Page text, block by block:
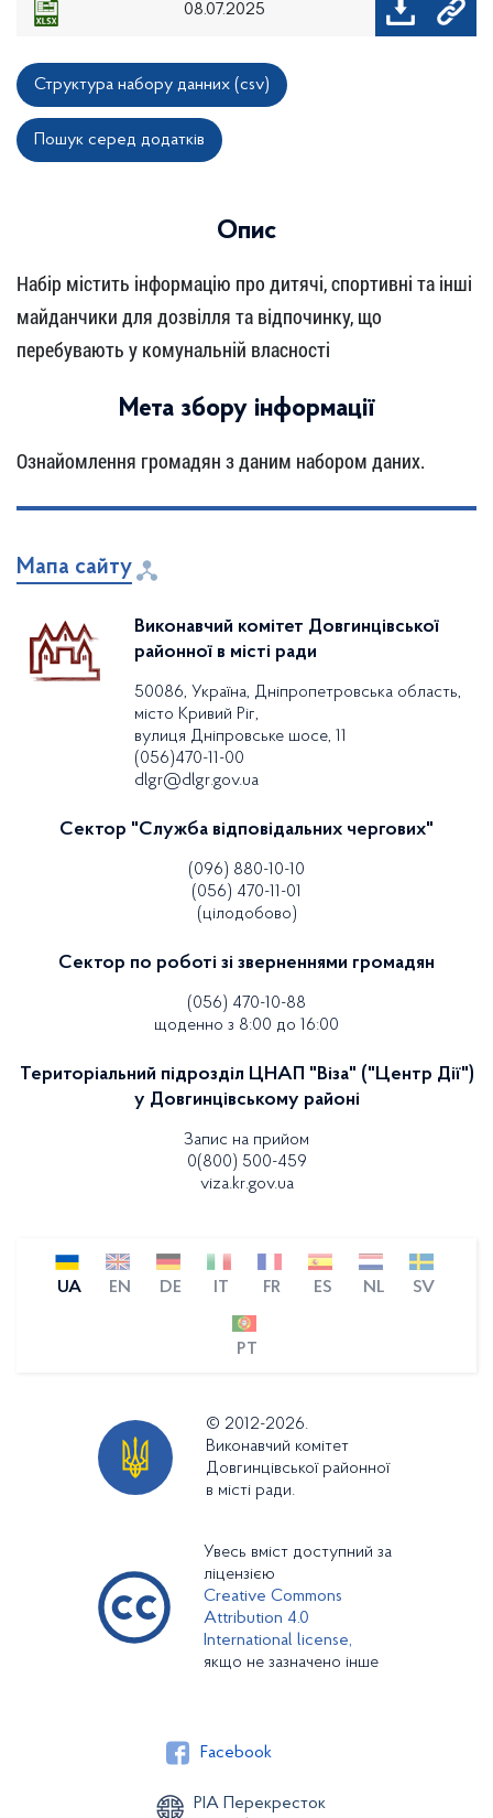
08.07.2025
Структура набору данних (csv)
Пошук серед додатків
Опис
Набір містить інформацію про дитячі, спортивні та інші
майданчики для дозвілля та відпочинку, що
перебувають у комунальній власності
Мета збору інформації
Ознайомлення громадян з даним набором даних.
Мапа сайту
Виконавчий комітет Довгинцівської
районної в місті ради
50086, Україна, Дніпропетровська область,
місто Кривий Ріг,
вулиця Дніпровське шосе, 11
(056)470-11-00
dlgr@dlgr.gov.ua
Сектор "Служба відповідальних чергових"
(096) 880-10-10
(056) 470-11-01
(цілодобово)
Сектор по роботі зі зверненнями громадян
(056) 470-10-88
щоденно з 8:00 до 16:00
Територіальний підрозділ ЦНАП "Віза" ("Центр Дії")
у Довгинцівському районі
Запис на прийом
0(800) 500-459
viza.kr.gov.ua
UA EN DE IT FR ES NL SV
PT
© 2012-2026.
Виконавчий комітет
Довгинцівської районної
в місті ради.
Увесь вміст доступний за
ліцензією
Creative Commons
Attribution 4.0
International license,
якщо не зазначено інше
Facebook
РІА Перекресток